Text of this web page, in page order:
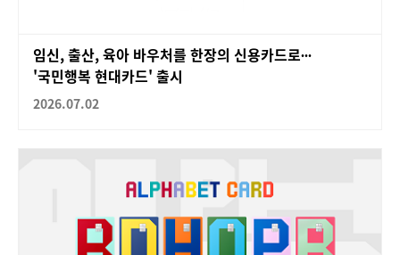
임신, 출산, 육아 바우처를 한장의 신용카드로∙∙∙
'국민행복 현대카드' 출시
2026.07.02